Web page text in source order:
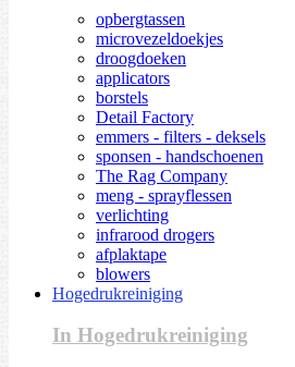
opbergtassen
microvezeldoekjes
droogdoeken
applicators
borstels
Detail Factory
emmers - filters - deksels
sponsen - handschoenen
The Rag Company
meng - sprayflessen
verlichting
infrarood drogers
afplaktape
blowers
Hogedrukreiniging
In Hogedrukreiniging